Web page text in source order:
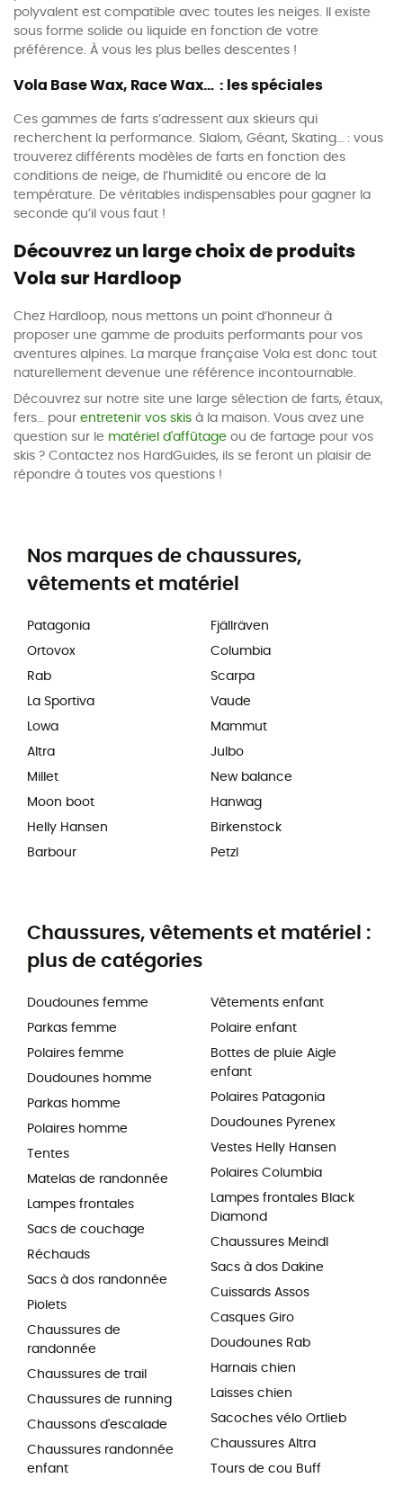
polyvalent est compatible avec toutes les neiges. Il existe
sous forme solide ou liquide en fonction de votre
préférence. À vous les plus belles descentes !
Vola Base Wax, Race Wax… : les spéciales
Ces gammes de farts s’adressent aux skieurs qui
recherchent la performance. Slalom, Géant, Skating… : vous
trouverez différents modèles de farts en fonction des
conditions de neige, de l’humidité ou encore de la
température. De véritables indispensables pour gagner la
seconde qu’il vous faut !
Découvrez un large choix de produits
Vola sur Hardloop
Chez Hardloop, nous mettons un point d’honneur à
proposer une gamme de produits performants pour vos
aventures alpines. La marque française Vola est donc tout
naturellement devenue une référence incontournable.
Découvrez sur notre site une large sélection de farts, étaux,
fers… pour entretenir vos skis à la maison. Vous avez une
question sur le matériel d'affûtage ou de fartage pour vos
skis ? Contactez nos HardGuides, ils se feront un plaisir de
répondre à toutes vos questions !
Nos marques de chaussures,
vêtements et matériel
Patagonia
Ortovox
Rab
La Sportiva
Lowa
Altra
Millet
Moon boot
Helly Hansen
Barbour
Fjällräven
Columbia
Scarpa
Vaude
Mammut
Julbo
New balance
Hanwag
Birkenstock
Petzl
Chaussures, vêtements et matériel :
plus de catégories
Doudounes femme
Parkas femme
Polaires femme
Doudounes homme
Parkas homme
Polaires homme
Tentes
Matelas de randonnée
Lampes frontales
Sacs de couchage
Réchauds
Sacs à dos randonnée
Piolets
Chaussures de
randonnée
Chaussures de trail
Chaussures de running
Chaussons d'escalade
Chaussures randonnée
enfant
Vêtements enfant
Polaire enfant
Bottes de pluie Aigle
enfant
Polaires Patagonia
Doudounes Pyrenex
Vestes Helly Hansen
Polaires Columbia
Lampes frontales Black
Diamond
Chaussures Meindl
Sacs à dos Dakine
Cuissards Assos
Casques Giro
Doudounes Rab
Harnais chien
Laisses chien
Sacoches vélo Ortlieb
Chaussures Altra
Tours de cou Buff